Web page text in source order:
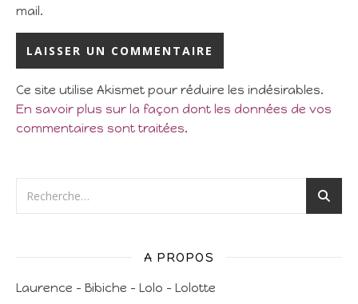
mail.
Ce site utilise Akismet pour réduire les indésirables.
En savoir plus sur la façon dont les données de vos
commentaires sont traitées.
A PROPOS
Laurence – Bibiche – Lolo – Lolotte